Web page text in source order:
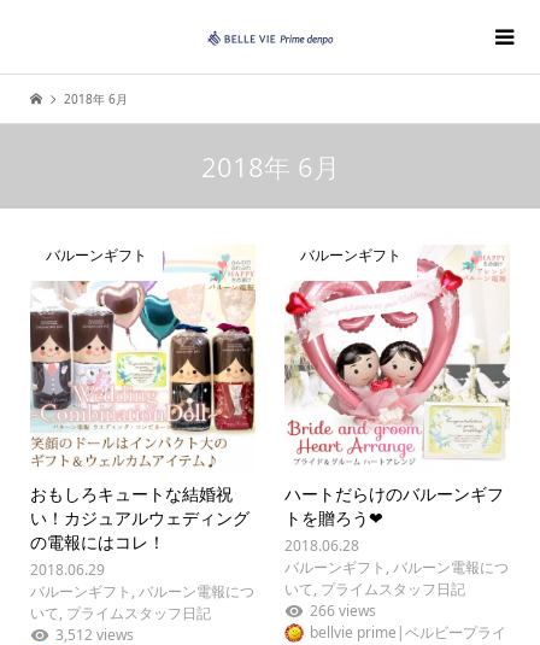
2018年 6月
2018年 6月
バルーンギフト
おもしろキュートな結婚祝
い！カジュアルウェディング
の電報にはコレ！
2018.06.29
バルーンギフト , バルーン電報につ
いて, プライムスタッフ日記
3,512 views
バルーンギフト
ハートだらけのバルーンギフ
トを贈ろう❤
2018.06.28
バルーンギフト ,バルーン電報につ
いて, プライムスタッフ日記
266 views
bellvie prime|ベルビープライ